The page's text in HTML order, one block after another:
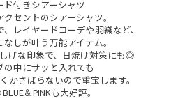
ド付きシアーシャツ
クセントのシアーシャツ。
レイヤードコーデや羽織など、
なしが叶う万能アイテム。
げな印象で、日焼け対策にも◎
の中にサッと入れても
かさばらないので重宝します。
＆PINKも大好評。